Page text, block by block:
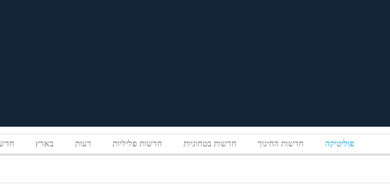
פוליטיקה חדשות החינוך חדשות בטחוניות חדשות פליליות דעות בארץ